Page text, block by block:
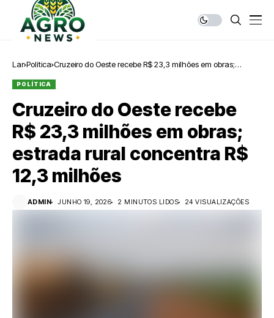
Lar Política Cruzeiro do Oeste recebe R$ 23,3 milhões em obras;
POLÍTICA
Cruzeiro do Oeste recebe
R$ 23,3 milhões em obras;
estrada rural concentra R$
12,3 milhões
ADMIN JUNHO 19, 2026 2 MINUTOS LIDOS 24 VISUALIZAÇÕES